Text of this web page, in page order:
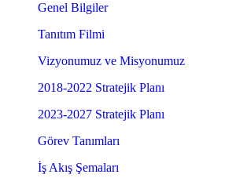
Genel Bilgiler
Tanıtım Filmi
Vizyonumuz ve Misyonumuz
2018-2022 Stratejik Planı
2023-2027 Stratejik Planı
Görev Tanımları
İş Akış Şemaları